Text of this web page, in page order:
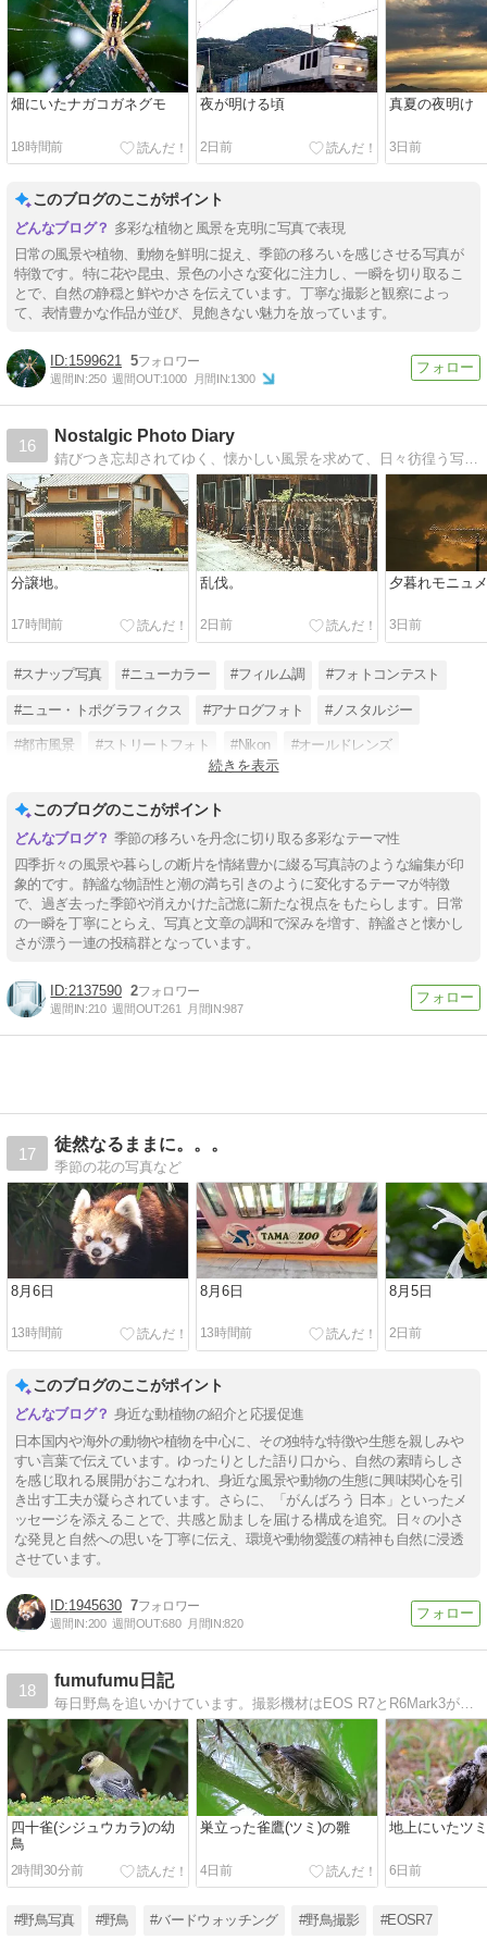
畑にいたナガコガネグモ
18時間前
夜が明ける頃
2日前
真夏の夜明け
3日前
このブログのここがポイント
多彩な植物と風景を克明に写真で表現
日常の風景や植物、動物を鮮明に捉え、季節の移ろいを感じさせる写真が
特徴です。特に花や昆虫、景色の小さな変化に注力し、一瞬を切り取るこ
とで、自然の静穏と鮮やかさを伝えています。丁寧な撮影と観察によっ
て、表情豊かな作品が並び、見飽きない魅力を放っています。
1599621 5
週間IN:250 週間OUT:1000 月間IN:1300
16
Nostalgic Photo Diary
分譲地。
17時間前
乱伐。
2日前
夕暮れモニュ
3日前
#スナップ写真 #ニューカラー #フィルム調 #フォトコンテスト
#ニュー・トポグラフィクス #アナログフォト #ノスタルジー
#都市風景 #ストリートフォト #Nikon #オールドレンズ
続きを表示
このブログのここがポイント
季節の移ろいを丹念に切り取る多彩なテーマ性
四季折々の風景や暮らしの断片を情緒豊かに綴る写真詩のような編集が印
象的です。静謐な物語性と潮の満ち引きのように変化するテーマが特徴
で、過ぎ去った季節や消えかけた記憶に新たな視点をもたらします。日常
の一瞬を丁寧にとらえ、写真と文章の調和で深みを増す、静謐さと懐かし
さが漂う一連の投稿群となっています。
2137590 2
週間IN:210 週間OUT:261 月間IN:987
17
徒然なるままに。。。
季節の花の写真など
8月6日
13時間前
8月6日
13時間前
8月5日
2日前
このブログのここがポイント
身近な動植物の紹介と応援促進
日本国内や海外の動物や植物を中心に、その独特な特徴や生態を親しみや
すい言葉で伝えています。ゆったりとした語り口から、自然の素晴らしさ
を感じ取れる展開がおこなわれ、身近な風景や動物の生態に興味関心を引
き出す工夫が凝らされています。さらに、「がんばろう 日本」といったメ
ッセージを添えることで、共感と励ましを届ける構成を追究。日々の小さ
な発見と自然への思いを丁寧に伝え、環境や動物愛護の精神も自然に浸透
させています。
1945630 7
週間IN:200 週間OUT:680 月間IN:820
18
fumufumu日記
毎日野鳥を追いかけています。撮影機材はEOS R7とR6Mark3が中心です。その他とLUMIX GX7 Mark2も使っています。
四十雀(シジュウカラ)の幼
鳥
2時間30分前
巣立った雀鷹(ツミ)の雛
4日前
地上にいたツ
6日前
#野鳥写真 #野鳥 #バードウォッチング #野鳥撮影 #EOSR7